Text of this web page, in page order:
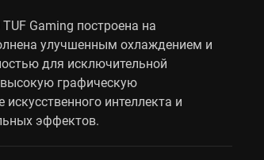
Gaming построена на
улучшенным охлаждением и
для исключительной
графическую
интеллекта и
эффектов.